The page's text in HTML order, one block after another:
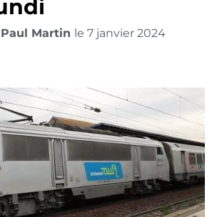
Paul Martin le 7 janvier 2024